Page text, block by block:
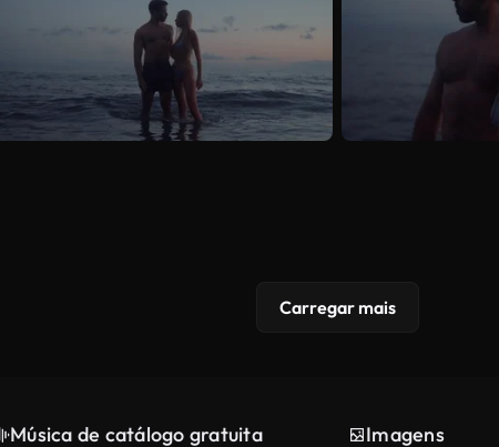
Carregar mais
Música de catálogo gratuita Imagens